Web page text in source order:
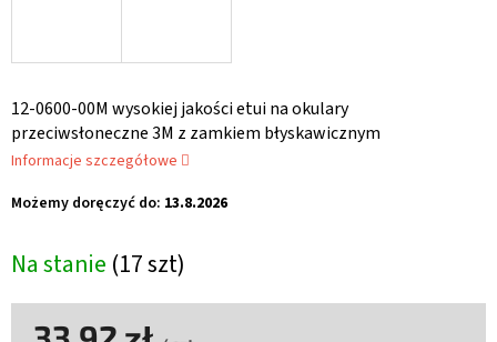
Na stanie (17 szt)
Możemy doręczyć do: 13.8.2026
12-0600-00M wysokiej jakości etui na okulary
przeciwsłoneczne 3M z zamkiem błyskawicznym
Informacje szczegółowe